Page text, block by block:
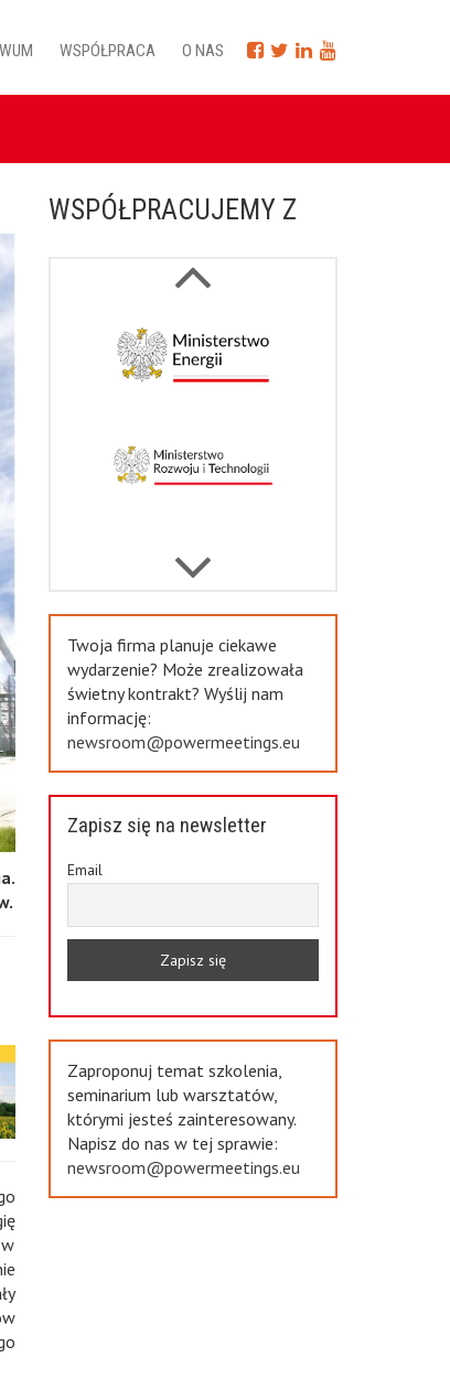
WSPÓŁPRACA O NAS
WSPÓŁPRACUJEMY Z
Twoja firma planuje ciekawe
wydarzenie? Może zrealizowała
świetny kontrakt? Wyślij nam
informację:
newsroom@powermeetings.eu
Zapisz się na newsletter
Email
Zaproponuj temat szkolenia,
seminarium lub warsztatów,
którymi jesteś zainteresowany.
Napisz do nas w tej sprawie:
newsroom@powermeetings.eu